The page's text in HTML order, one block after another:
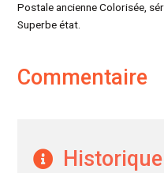
Postale ancienne Colorisée,
Superbe état.
Commentaire
Historique